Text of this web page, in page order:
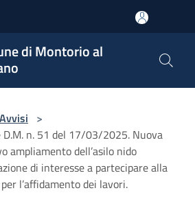
di Montorio al
Avvisi >
D.M. n. 51 del 17/03/2025. Nuova
ampliamento dell’asilo nido
di interesse a partecipare alla
l’affidamento dei lavori.